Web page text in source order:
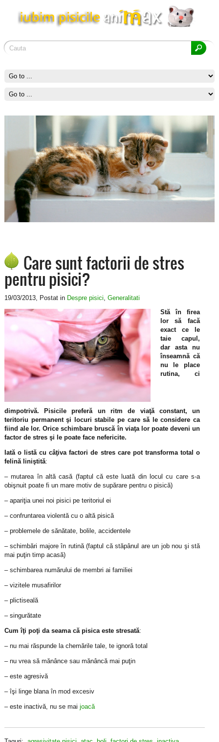
Care sunt factorii de stres
pentru pisici?
19/03/2013, Postat in Despre pisici, Generalitati
Stă în firea
lor să facă
exact ce le
taie capul,
dar asta nu
înseamnă că
nu le place
rutina, ci
dimpotrivă. Pisicile preferă un ritm de viaţă constant, un
teritoriu permanent şi locuri stabile pe care să le considere ca
fiind ale lor. Orice schimbare bruscă în viaţa lor poate deveni un
factor de stres şi le poate face nefericite.
Iată o listă cu câţiva factori de stres care pot transforma total o
felină liniştită:
– mutarea în altă casă (faptul că este luată din locul cu care s-a
obişnuit poate fi un mare motiv de supărare pentru o pisică)
– apariţia unei noi pisici pe teritoriul ei
– confruntarea violentă cu o altă pisică
– problemele de sănătate, bolile, accidentele
– schimbări majore în rutină (faptul că stăpânul are un job nou şi stă
mai puţin timp acasă)
– schimbarea numărului de membri ai familiei
– vizitele musafirilor
– plictiseală
– singurătate
Cum îţi poţi da seama că pisica este stresată:
– nu mai răspunde la chemările tale, te ignoră total
– nu vrea să mănânce sau mănâncă mai puţin
– este agresivă
– îşi linge blana în mod excesiv
– este inactivă, nu se mai joacă